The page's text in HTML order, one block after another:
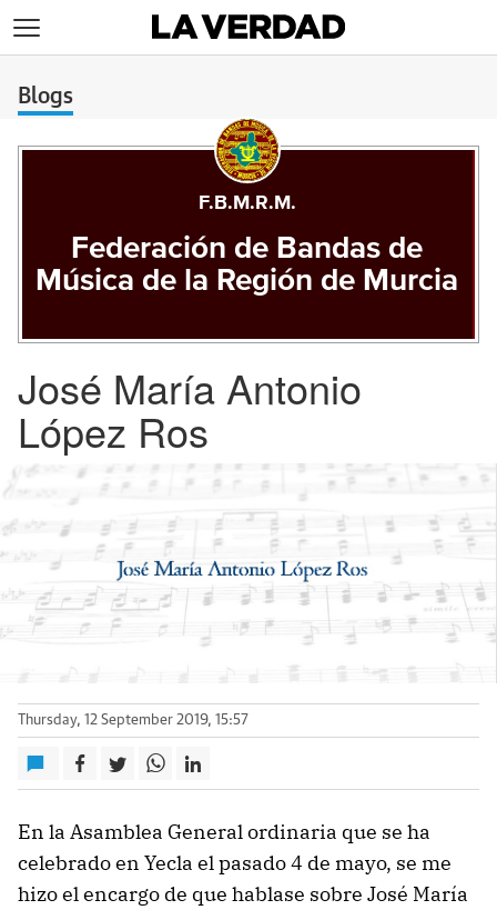
Blogs
F.B.M.R.M.
Federación de Bandas de
Música de la Región de Murcia
José María Antonio
López Ros
Thursday, 12 September 2019, 15:57
En la Asamblea General ordinaria que se ha
celebrado en Yecla el pasado 4 de mayo, se me
hizo el encargo de que hablase sobre José María